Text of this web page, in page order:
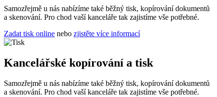
Samozřejmě u nás nabízíme také běžný tisk, kopírování dokumentů
a skenování. Pro chod vaší kanceláře tak zajistíme vše potřebné.
Zadat tisk online nebo zjistěte více informací
Kancelářské kopírování a tisk
Samozřejmě u nás nabízíme také běžný tisk, kopírování dokumentů
a skenování. Pro chod vaší kanceláře tak zajistíme vše potřebné.